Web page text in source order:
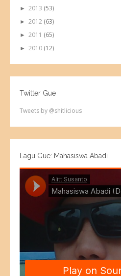
► 2013 (53)
► 2012 (63)
► 2011 (65)
► 2010 (12)
Twitter Gue
Tweets by @shitlicious
Lagu Gue: Mahasiswa Abadi